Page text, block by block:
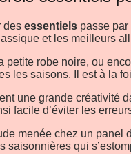
des essentiels passe
et les meilleurs
petite robe noire, ou
les saisons. Il est à
une grande créativité
facile d’éviter les
menée chez un
saisonnières qui